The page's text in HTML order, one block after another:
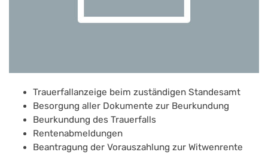
Trauerfallanzeige beim zuständigen Standesamt
Besorgung aller Dokumente zur Beurkundung
Beurkundung des Trauerfalls
Rentenabmeldungen
Beantragung der Vorauszahlung zur Witwenrente